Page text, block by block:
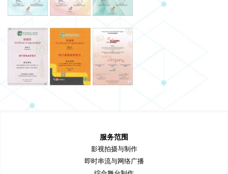
服务范围
影视拍摄与制作
即时串流与网络广播